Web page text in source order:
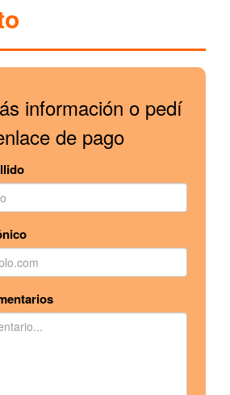
información o pedí
de pago